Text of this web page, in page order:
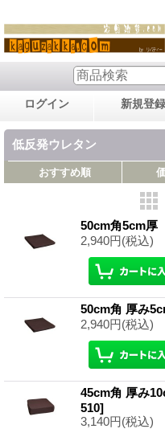
ログイン 新規登
低反発ウレタン
おすすめ順
50cm角5cm厚
2,940円(税込)
50cm角 厚み
2,940円(税込)
45cm角 厚み
510]
3,140円(税込)